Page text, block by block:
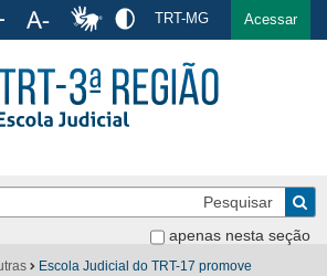
o menu Ir para a busca Ir para o rodapé
TRT-MG Acessar
apenas nesta seção
Escola Judicial do TRT-17 promove